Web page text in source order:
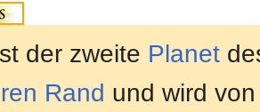
der zweite Planet
Rand und wird